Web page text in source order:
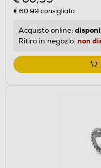
€ 60,99 consigliato
Acquisto online:
Ritiro in negozio: non